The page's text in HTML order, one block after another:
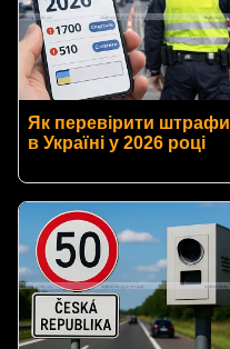
Як перевірити штрафи
в Україні у 2026 році